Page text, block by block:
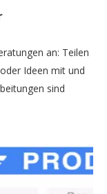
an: Teilen
Ideen mit und
sind